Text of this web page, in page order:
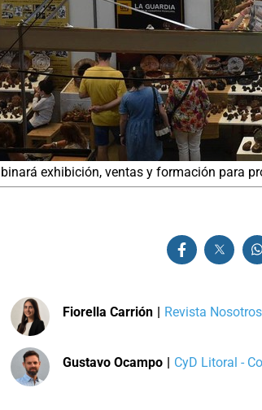
exhibición, ventas y formación para
Fiorella Carrión | Revista
Gustavo Ocampo | CyD Litoral -